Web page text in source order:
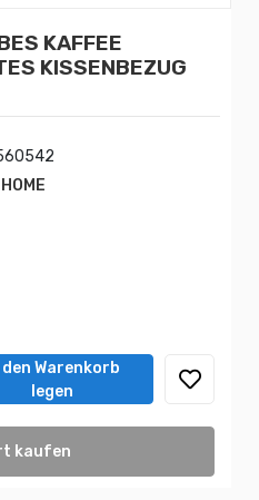
KAFFEE
KISSENBEZUG
den Warenkorb
legen
kaufen